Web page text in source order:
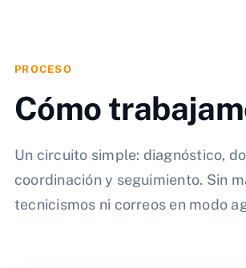
PROCESO
Cómo
Un circuito simple: diagnóstico,
coordinación y seguimiento. Sin
tecnicismos ni correos en modo